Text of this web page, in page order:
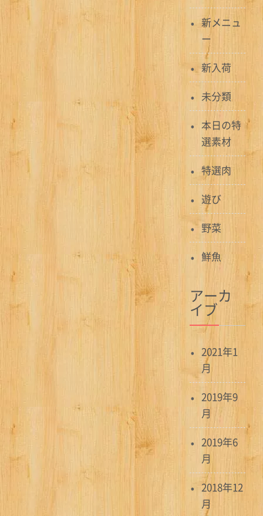
ゲ
新メニュ
ー
新入荷
未分類
本日の特
選素材
特選肉
遊び
野菜
鮮魚
アーカ
イブ
2021年1
月
2019年9
月
2019年6
月
2018年12
月